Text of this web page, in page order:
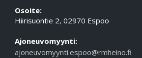
Osoite:
Hiirisuontie 2, 02970 Espoo
Ajoneuvomyynti:
ajoneuvomyynti.espoo@rmheino.fi